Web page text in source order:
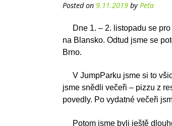
Posted on 9.11.2019 by Peťa
Dne 1. – 2. listopadu se pro
na Blansko. Odtud jsme se
Brno.
V JumpParku jsme si to
jsme snědli večeři – pizzu z
povedly. Po vydatné večeři
Potom jsme byli ještě